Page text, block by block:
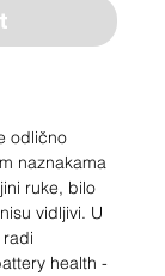
odlično
naznakama
ruke, bilo
vidljivi. U
health -